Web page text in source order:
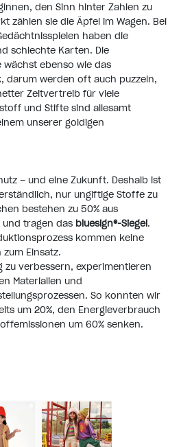
den Sinn hinter Zahlen zu
zählen sie die Äpfel im Wagen. Bei
haben die
schlechte Karten. Die
ebenso wie das
darum werden oft auch puzzeln,
Zeitvertreib für viele
und Stifte sind allesamt
unserer goldigen
– und eine Zukunft. Deshalb ist
nur ungiftige Stoffe zu
bestehen zu 50% aus
und tragen das bluesign®-Siegel.
kommen keine
Einsatz.
zu verbessern, experimentieren
Materialien und
So konnten wir
um 20%, den Energieverbrauch
um 60% senken.